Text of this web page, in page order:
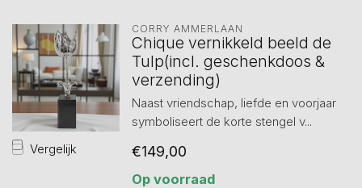
Vergelijk
CORRY AMMERLAAN
Chique vernikkeld beeld de
Tulp(incl. geschenkdoos &
verzending)
Naast vriendschap, liefde en voorjaar
symboliseert de korte stengel v...
€149,00
Op voorraad